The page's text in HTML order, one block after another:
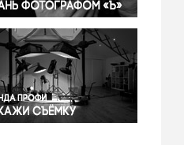
Религия
Светская жизнь
Спорт
Экология
Экономика и бизнес